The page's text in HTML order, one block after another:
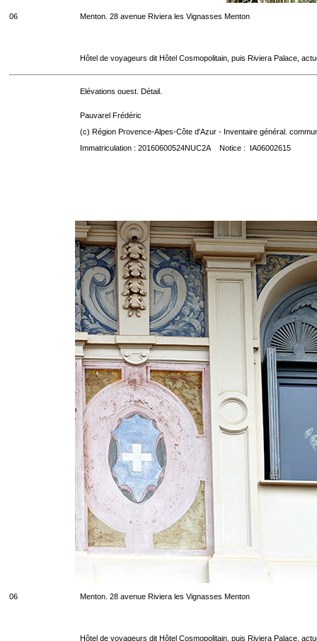
06 Menton. 28 avenue Riviera les Vignasses Menton
Hôtel de voyageurs dit Hôtel Cosmopolitain, puis Riviera Palace,
Elévations ouest. Détail.
Pauvarel Frédéric
(c) Région Provence-Alpes-Côte d'Azur - Inventaire général.
Immatriculation : 20160600524NUC2A Notice : IA06002615
06 Menton. 28 avenue Riviera les Vignasses Menton
Hôtel de voyageurs dit Hôtel Cosmopolitain, puis Riviera Palace,